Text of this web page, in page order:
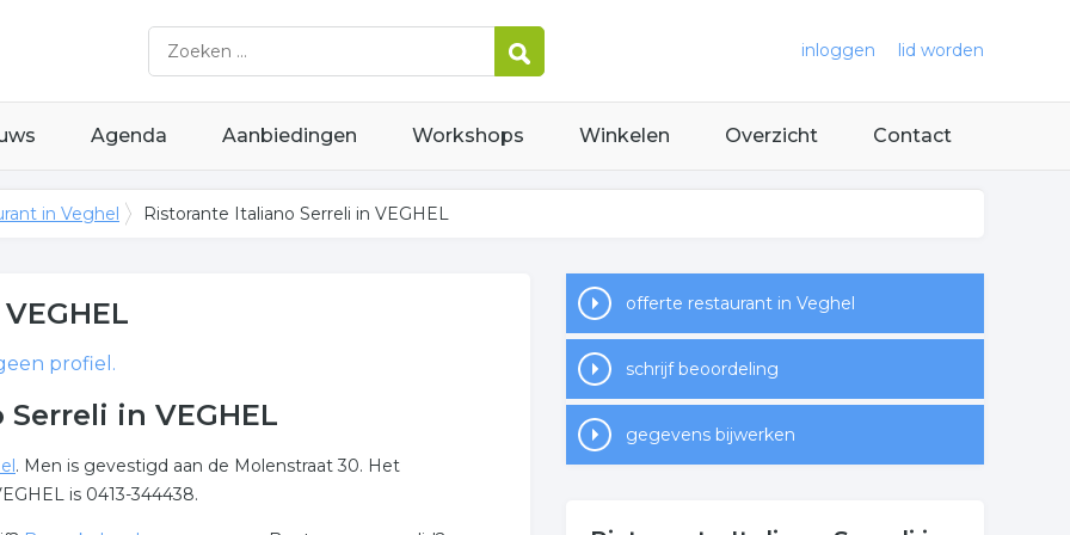
inloggen lid worden
Agenda Aanbiedingen Workshops Winkelen Overzicht Contact
in Veghel Ristorante Italiano Serreli in VEGHEL
profiel.
in VEGHEL
. Men is gevestigd aan de Molenstraat 30. Het
is 0413-344438.
offerte restaurant in Veghel
schrijf beoordeling
gegevens bijwerken